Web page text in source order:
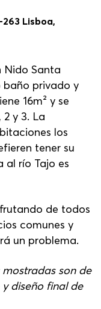
Lisboa,
Nido Santa
baño privado y
16m² y se
y 3. La
los
tener su
al río Tajo es
de todos
comunes y
un problema.
mostradas son de
diseño final de